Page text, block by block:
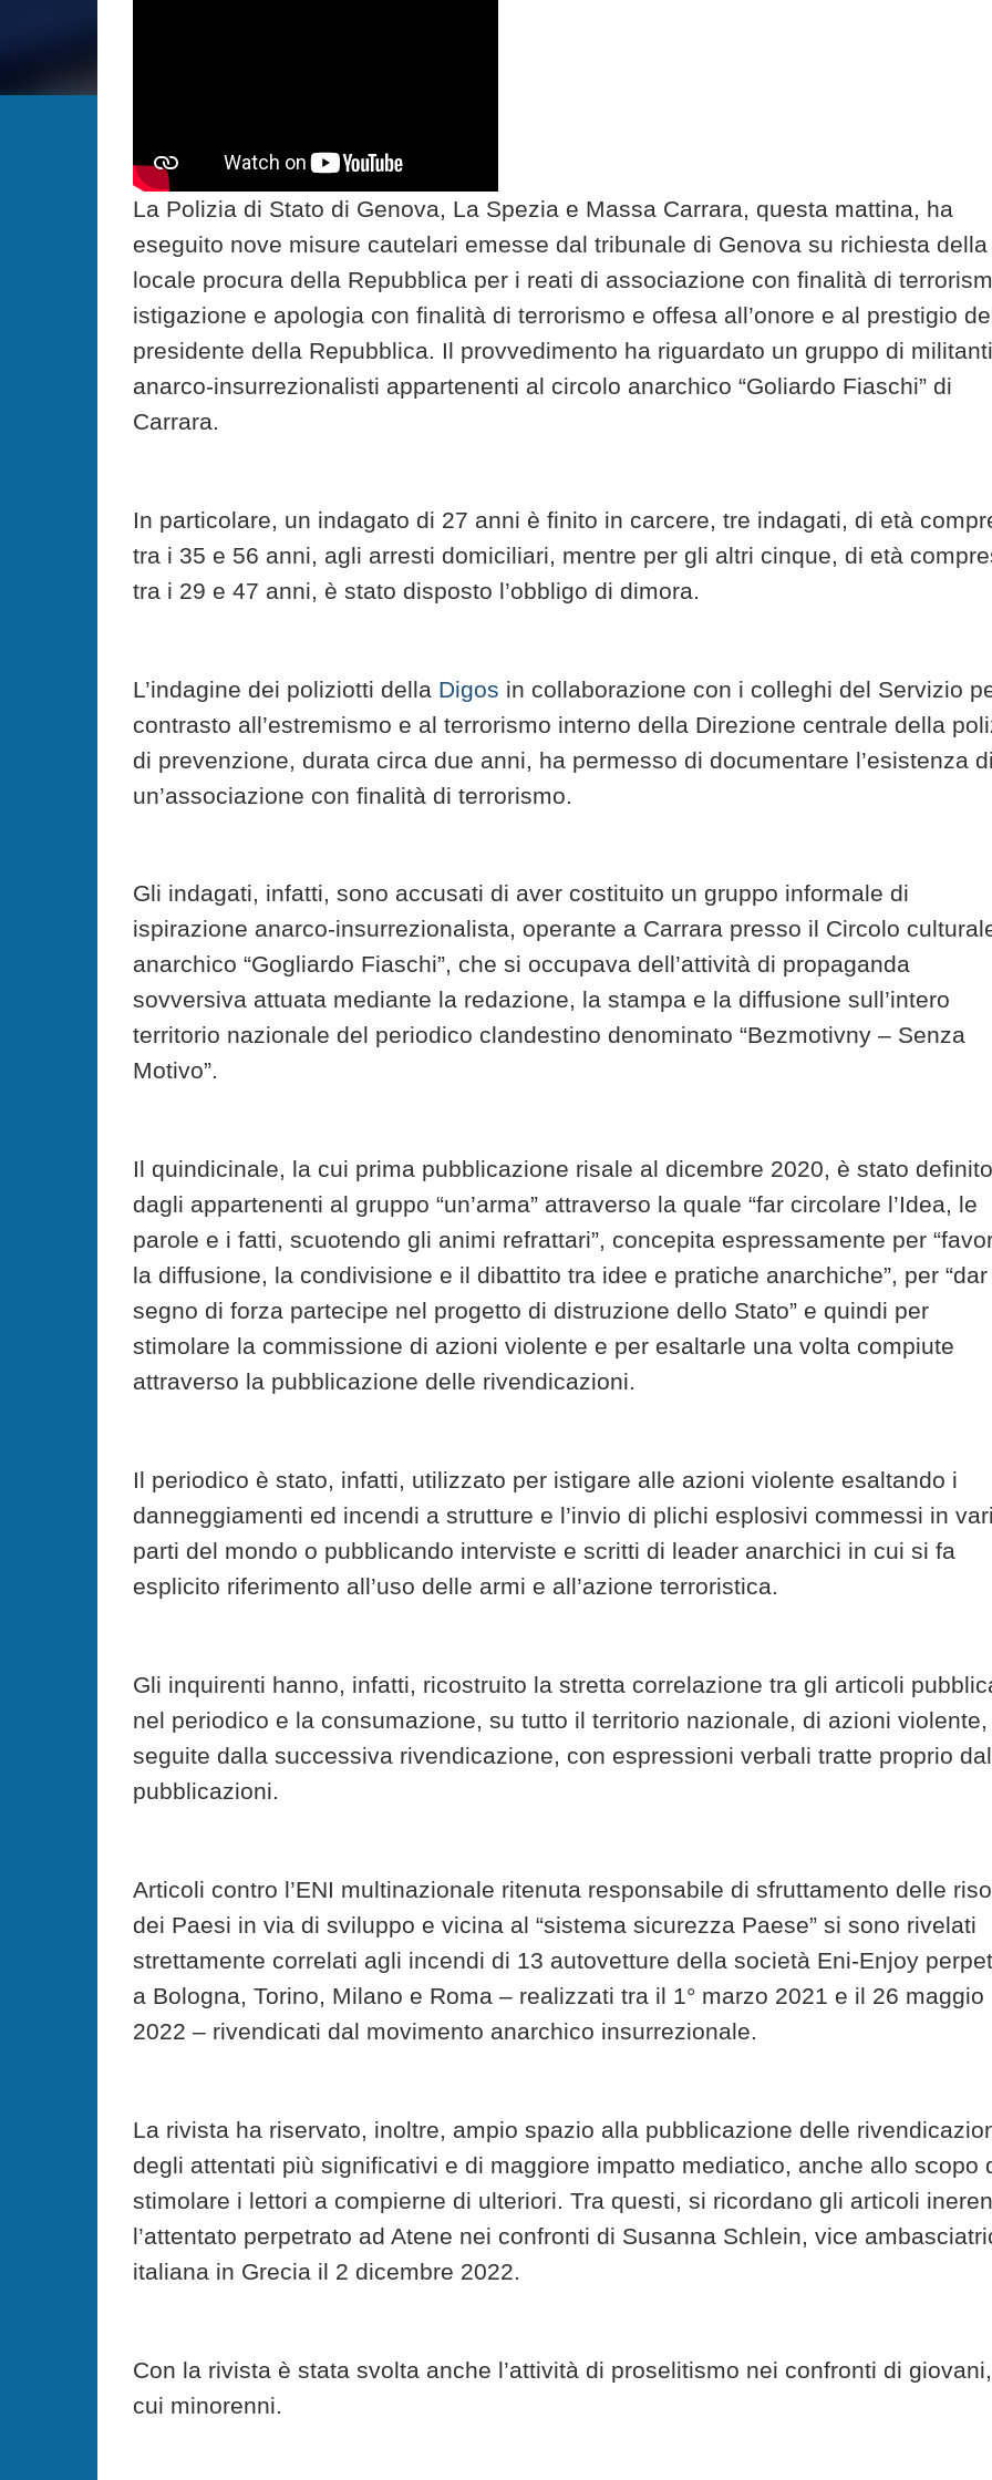
La Polizia di Stato di Genova, La Spezia e Massa Carrara, questa mattina, ha
eseguito nove misure cautelari emesse dal tribunale di Genova su richiesta della
locale procura della Repubblica per i reati di associazione con finalità di
istigazione e apologia con finalità di terrorismo e offesa all’onore e al prestigio
presidente della Repubblica. Il provvedimento ha riguardato un gruppo di militanti
anarco-insurrezionalisti appartenenti al circolo anarchico “Goliardo Fiaschi” di
Carrara.
In particolare, un indagato di 27 anni è finito in carcere, tre indagati, di età
tra i 35 e 56 anni, agli arresti domiciliari, mentre per gli altri cinque, di età
tra i 29 e 47 anni, è stato disposto l’obbligo di dimora.
L’indagine dei poliziotti della Digos in collaborazione con i colleghi del Servizio
contrasto all’estremismo e al terrorismo interno della Direzione centrale della
di prevenzione, durata circa due anni, ha permesso di documentare l’esistenza di
un’associazione con finalità di terrorismo.
Gli indagati, infatti, sono accusati di aver costituito un gruppo informale di
ispirazione anarco-insurrezionalista, operante a Carrara presso il Circolo
anarchico “Gogliardo Fiaschi”, che si occupava dell’attività di propaganda
sovversiva attuata mediante la redazione, la stampa e la diffusione sull’intero
territorio nazionale del periodico clandestino denominato “Bezmotivny – Senza
Motivo”.
Il quindicinale, la cui prima pubblicazione risale al dicembre 2020, è stato definito
dagli appartenenti al gruppo “un’arma” attraverso la quale “far circolare l’Idea, le
parole e i fatti, scuotendo gli animi refrattari”, concepita espressamente per
la diffusione, la condivisione e il dibattito tra idee e pratiche anarchiche”, per “dar
segno di forza partecipe nel progetto di distruzione dello Stato” e quindi per
stimolare la commissione di azioni violente e per esaltarle una volta compiute
attraverso la pubblicazione delle rivendicazioni.
Il periodico è stato, infatti, utilizzato per istigare alle azioni violente esaltando i
danneggiamenti ed incendi a strutture e l’invio di plichi esplosivi commessi in
parti del mondo o pubblicando interviste e scritti di leader anarchici in cui si fa
esplicito riferimento all’uso delle armi e all’azione terroristica.
Gli inquirenti hanno, infatti, ricostruito la stretta correlazione tra gli articoli
nel periodico e la consumazione, su tutto il territorio nazionale, di azioni violente,
seguite dalla successiva rivendicazione, con espressioni verbali tratte proprio
pubblicazioni.
Articoli contro l’ENI multinazionale ritenuta responsabile di sfruttamento delle
dei Paesi in via di sviluppo e vicina al “sistema sicurezza Paese” si sono rivelati
strettamente correlati agli incendi di 13 autovetture della società Eni-Enjoy
a Bologna, Torino, Milano e Roma – realizzati tra il 1° marzo 2021 e il 26 maggio
2022 – rivendicati dal movimento anarchico insurrezionale.
La rivista ha riservato, inoltre, ampio spazio alla pubblicazione delle
degli attentati più significativi e di maggiore impatto mediatico, anche allo scopo
stimolare i lettori a compierne di ulteriori. Tra questi, si ricordano gli articoli
l’attentato perpetrato ad Atene nei confronti di Susanna Schlein, vice
italiana in Grecia il 2 dicembre 2022.
Con la rivista è stata svolta anche l’attività di proselitismo nei confronti di
cui minorenni.